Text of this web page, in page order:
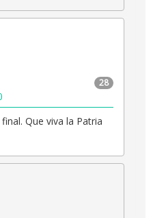
28
Que viva la Patria